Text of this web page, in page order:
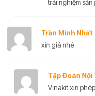
trải nghiệm sản
Trần Minh Nhất
xin giá nhé
Tập Đoàn
Vinakit xin